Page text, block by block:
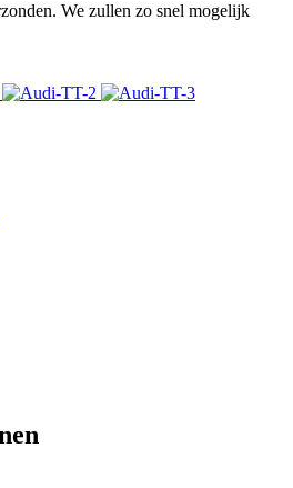
We zullen zo snel mogelijk